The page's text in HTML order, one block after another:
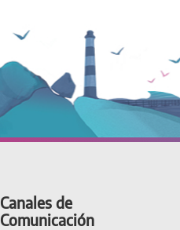
Canales de
Comunicación